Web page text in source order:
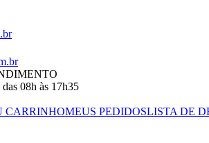
08h às 17h35
CARRINHOMEUS PEDIDOSLISTA DE